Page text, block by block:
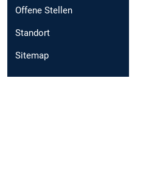
Offene Stellen
Standort
Sitemap